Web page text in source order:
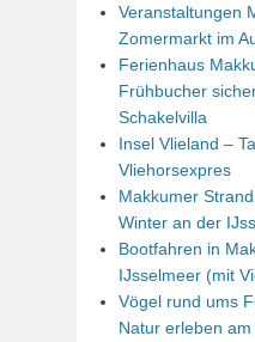
Veranstaltungen
Zomermarkt im
Ferienhaus
Frühbucher
Schakelvilla
Insel Vlieland –
Vliehorsexpres
Makkumer
Winter an der
Bootfahren in
IJsselmeer (mit
Vögel rund ums
Natur erleben